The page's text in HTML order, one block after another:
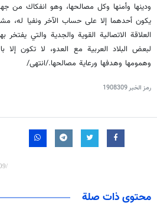
ودينها وأمنها وكل مصالحها، وهو انفكاك من
يكون أحدهما إلا على حساب الآخر ونفيا له،
العلاقة الاتصالية القوية والجدية والتي
لبعض البلاد العربية مع العدو، لا تكون إلا
وهمومها وهدفها ورعاية مصالحها./انتهى/
رمز الخبر1908309
محتوى ذات صلة